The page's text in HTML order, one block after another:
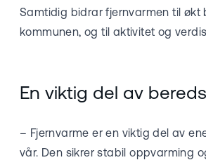
Samtidig bidrar fjernvarmen til økt
kommunen, og til aktivitet og
En viktig del av
– Fjernvarme er en viktig del av
vår. Den sikrer stabil oppvarming